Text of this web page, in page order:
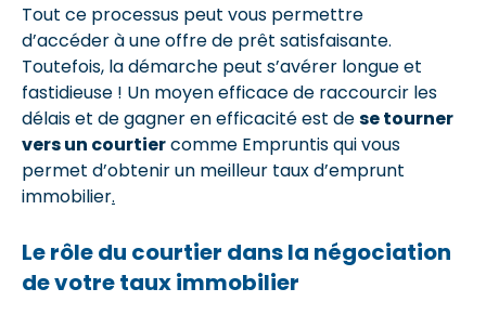
Tout ce processus peut vous permettre
d’accéder à une offre de prêt satisfaisante.
Toutefois, la démarche peut s’avérer longue et
fastidieuse ! Un moyen efficace de raccourcir les
délais et de gagner en efficacité est dese tourner
vers un courtiercomme Empruntis qui vous
permet d’obtenir un meilleur taux d’emprunt
immobilier.
Le rôle du courtier dans la négociation
de votre taux immobilier